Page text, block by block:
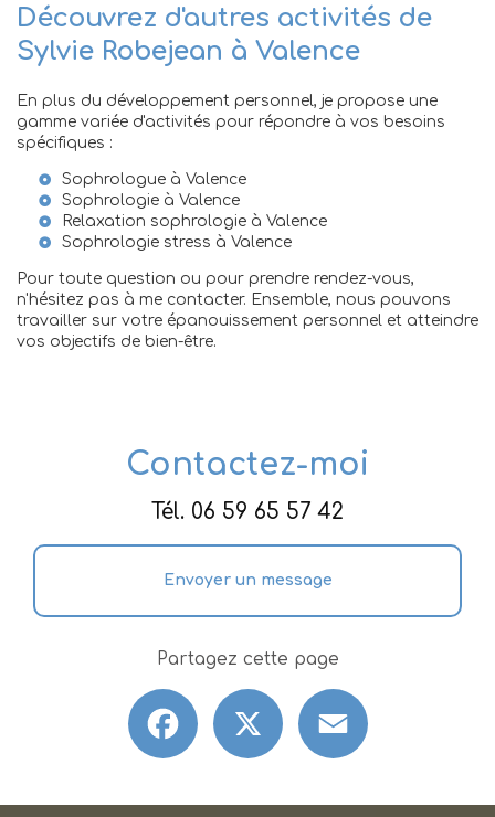
Découvrez d'autres activités de
Sylvie Robejean à Valence
En plus du développement personnel, je propose une
gamme variée d'activités pour répondre à vos besoins
spécifiques :
Sophrologue à Valence
Sophrologie à Valence
Relaxation sophrologie à Valence
Sophrologie stress à Valence
Pour toute question ou pour prendre rendez-vous,
n'hésitez pas à me contacter. Ensemble, nous pouvons
travailler sur votre épanouissement personnel et atteindre
vos objectifs de bien-être.
Contactez-moi
Tél. 06 59 65 57 42
Envoyer un message
Partagez cette page
Facebook